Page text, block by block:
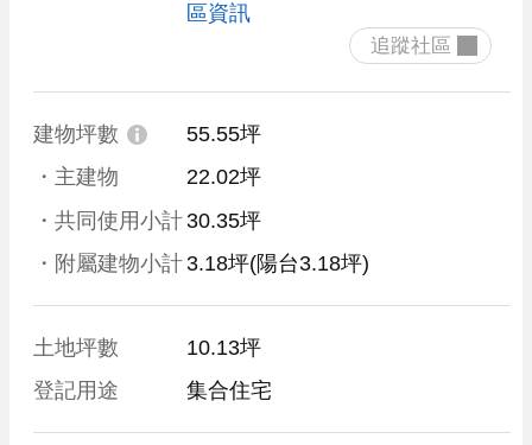
區資訊
建物坪數
55.55坪
・主建物
22.02坪
・共同使用小計 30.35坪
・附屬建物小計 3.18坪(陽台3.18坪)
土地坪數
10.13坪
登記用途
集合住宅